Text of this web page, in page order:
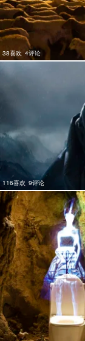
38喜欢 4评论
116喜欢 9评论